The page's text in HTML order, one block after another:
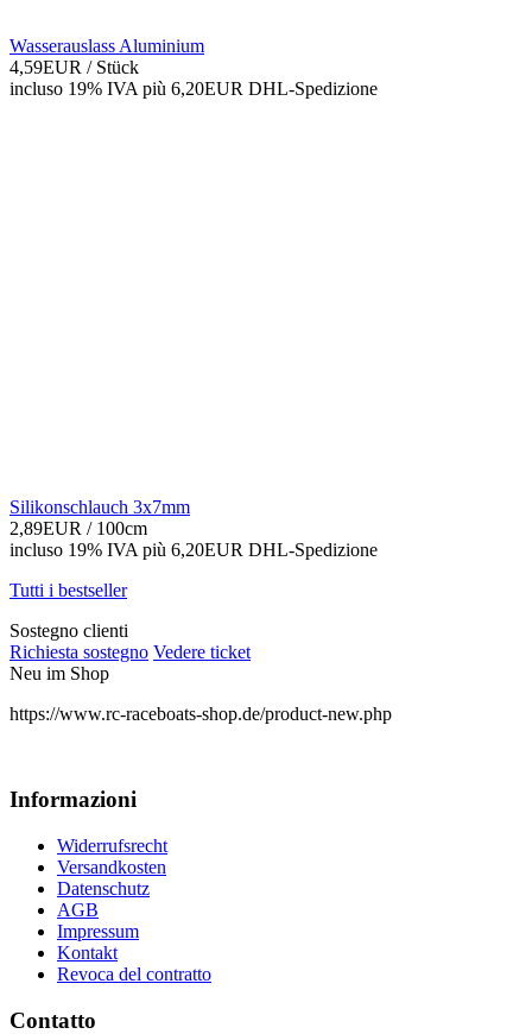
Wasserauslass Aluminium
4,59EUR / Stück
incluso 19% IVA più 6,20EUR DHL-Spedizione
Silikonschlauch 3x7mm
2,89EUR / 100cm
incluso 19% IVA più 6,20EUR DHL-Spedizione
Tutti i bestseller
Sostegno clienti
Richiesta sostegno Vedere ticket
Neu im Shop
https://www.rc-raceboats-shop.de/product-new.php
Informazioni
Widerrufsrecht
Versandkosten
Datenschutz
AGB
Impressum
Kontakt
Revoca del contratto
Contatto